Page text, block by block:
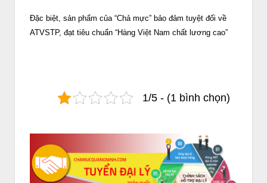
Đặc biệt, sản phẩm của “Chả mực” bảo đảm tuyệt đối về
ATVSTP, đạt tiêu chuẩn “Hàng Việt Nam chất lương cao”
1/5 - (1 bình chọn)